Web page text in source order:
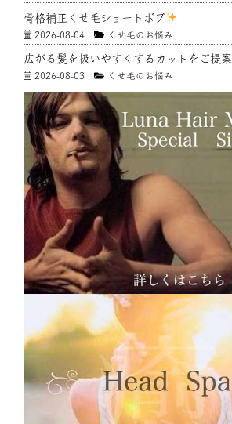
骨格補正くせ毛ショートボブ
2026-08-04 くせ毛のお悩み
広がる髪を扱いやすくするカットをご提案
2026-08-03 くせ毛のお悩み